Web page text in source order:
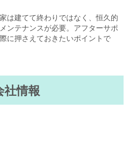
は建てて終わりではなく、恒久的
ンテナンスが必要。アフターサポ
に押さえておきたいポイントで
社情報